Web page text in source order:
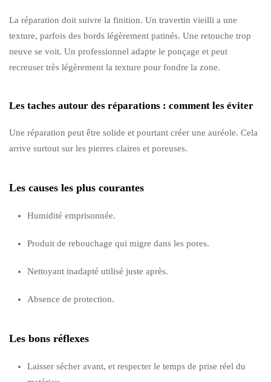
La réparation doit suivre la finition. Un travertin vieilli a une
texture, parfois des bords légèrement patinés. Une retouche trop
neuve se voit. Un professionnel adapte le ponçage et peut
recreuser très légèrement la texture pour fondre la zone.
Les taches autour des réparations : comment les éviter
Une réparation peut être solide et pourtant créer une auréole. Cela
arrive surtout sur les pierres claires et poreuses.
Les causes les plus courantes
Humidité emprisonnée.
Produit de rebouchage qui migre dans les pores.
Nettoyant inadapté utilisé juste après.
Absence de protection.
Les bons réflexes
Laisser sécher avant, et respecter le temps de prise réel du